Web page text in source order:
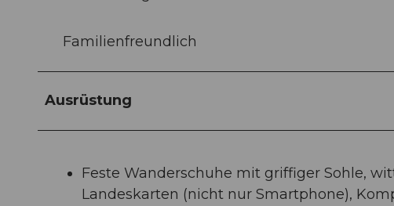
Familienfreundlich
Ausrüstung
Feste Wanderschuhe mit griffiger Sohle,
Landeskarten (nicht nur Smartphone),